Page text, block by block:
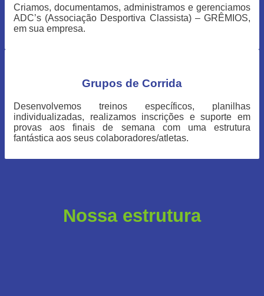
Criamos, documentamos, administramos e gerenciamos
ADC’s (Associação Desportiva Classista) – GRÊMIOS,
em sua empresa.
Grupos de Corrida
Desenvolvemos treinos específicos, planilhas
individualizadas, realizamos inscrições e suporte em
provas aos finais de semana com uma estrutura
fantástica aos seus colaboradores/atletas.
Nossa estrutura